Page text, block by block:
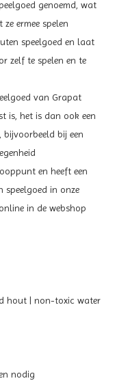
genoemd, wat
ermee spelen
speelgoed en laat
zelf te spelen en te
van Grapat
is, het is dan ook een
bij een
en heeft een
in onze
in de webshop
hout | non-toxic water
nodig